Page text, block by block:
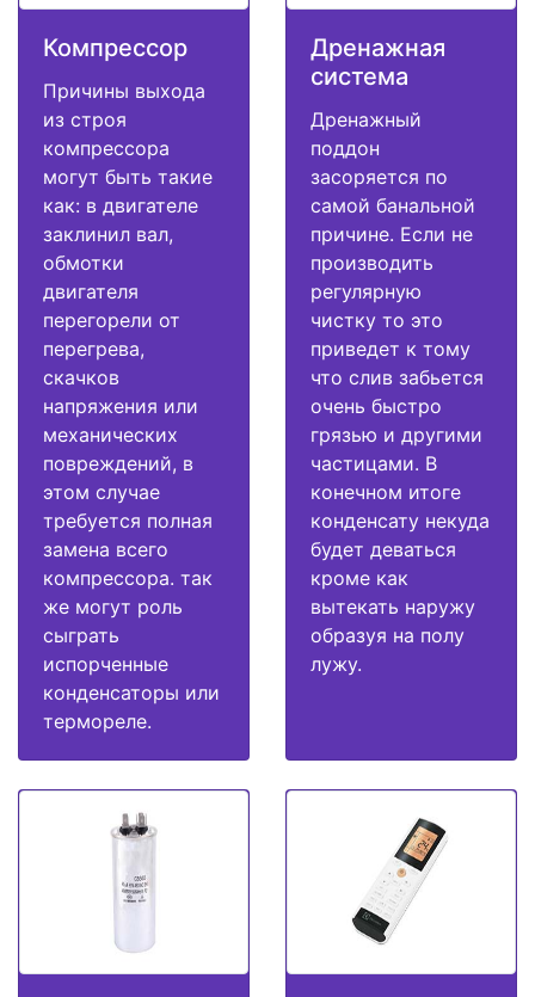
Компрессор
Причины выхода
из строя
компрессора
могут быть такие
как: в двигателе
заклинил вал,
обмотки
двигателя
перегорели от
перегрева,
скачков
напряжения или
механических
повреждений, в
этом случае
требуется полная
замена всего
компрессора. так
же могут роль
сыграть
испорченные
конденсаторы или
термореле.
Дренажная
система
Дренажный
поддон
засоряется по
самой банальной
причине. Если не
производить
регулярную
чистку то это
приведет к тому
что слив забьется
очень быстро
грязью и другими
частицами. В
конечном итоге
конденсату некуда
будет деваться
кроме как
вытекать наружу
образуя на полу
лужу.